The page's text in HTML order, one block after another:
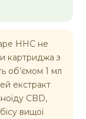
HHC не
картриджа з
об’ємом 1 мл
екстракт
CBD,
вищої